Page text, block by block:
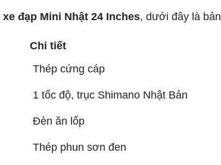
xe đạp Mini Nhật 24 Inches, dưới đây là
Chi tiết
Thép cứng cáp
1 tốc độ, trục Shimano Nhật Bản
Đèn ăn lốp
Thép phun sơn đen